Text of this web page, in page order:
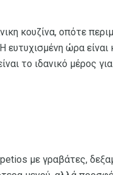
κουζίνα, οπότε
ευτυχισμένη ώρα
το ιδανικό μέρος
με γραβάτες,